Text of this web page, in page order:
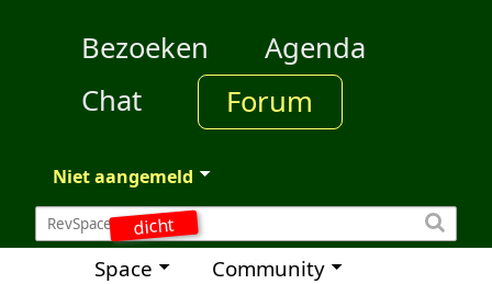
dicht
Bezoeken
Agenda
Chat
Forum
Niet aangemeld
Space Community